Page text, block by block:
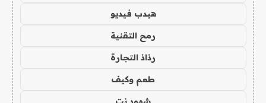
هيدب فيديو
رمح التقنية
رذاذ التجارة
طعم وكيف